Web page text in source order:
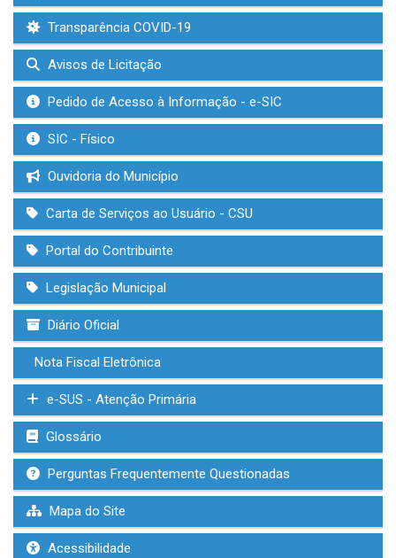
Transparência COVID-19
Avisos de Licitação
Pedido de Acesso à Informação - e-SIC
SIC - Físico
Ouvidoria do Município
Carta de Serviços ao Usuário - CSU
Portal do Contribuinte
Legislação Municipal
Diário Oficial
Nota Fiscal Eletrônica
e-SUS - Atenção Primária
Glossário
Perguntas Frequentemente Questionadas
Mapa do Site
Acessibilidade